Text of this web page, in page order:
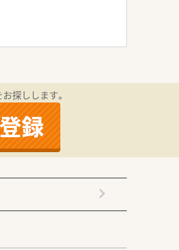
な服薬指導が行えま
に増員し、チーム医療
議的なコミュニケーショ
探しします。